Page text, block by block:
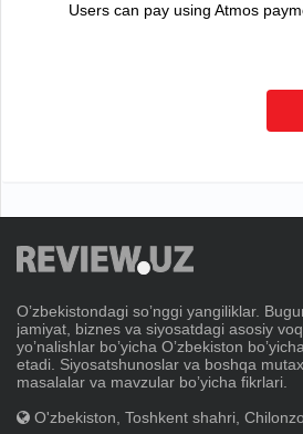
Users can pay using Atmos
Oʼzbekistondagi soʼnggi yangiliklar.
jamiyat, biznes va siyosatdagi asosiy
yoʼnalishlar boʼyicha Oʼzbekiston
etadi. Siyosatshunoslar va boshqa
masalalar va mavzular boʼyicha fikrlari.
O'zbekiston, Toshkent shahri,